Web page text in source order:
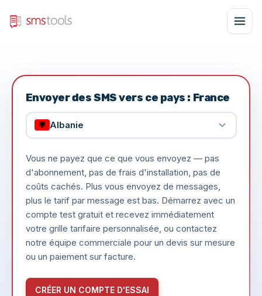
Envoyer des SMS vers ce pays : France
Albanie
Vous ne payez que ce que vous envoyez — pas
d'abonnement, pas de frais d'installation, pas de
coûts cachés. Plus vous envoyez de messages,
plus le tarif par message est bas. Démarrez avec un
compte test gratuit et recevez immédiatement
votre grille tarifaire personnalisée, ou contactez
notre équipe commerciale pour un devis sur mesure
ou un paiement sur facture.
CRÉER UN COMPTE D'ESSAI